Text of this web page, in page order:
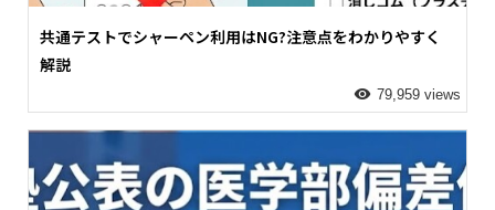
共通テストでシャーペン利用はNG?注意点をわかりやすく
解説
79,959 views